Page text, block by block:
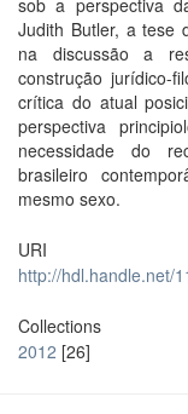
sob a perspectiva
Judith Butler, a tese
na discussão a
construção jurídico-
crítica do atual
perspectiva
necessidade do
brasileiro
mesmo sexo.
URI
http://hdl.handle.net/
Collections
2012 [26]